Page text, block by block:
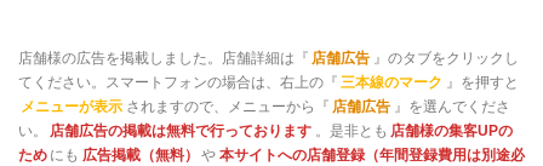
店舗様の広告を掲載しました。店舗詳細は『 店舗広告 』のタブをクリックし
てください。スマートフォンの場合は、右上の『 三本線のマーク 』を押すと
メニューが表示 されますので、メニューから『 店舗広告 』を選んでくださ
い。
店舗広告の掲載は無料で行っております 。是非とも 店舗様の集客UPの
ため にも 広告掲載（無料） や 本サイトへの店舗登録（年間登録費用は別途必